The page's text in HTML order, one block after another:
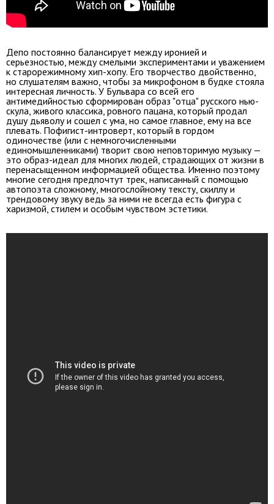
Депо постоянно балансирует между иронией и
серьезностью, между смелыми экспериментами и уважением
к старорежимному хип-хопу. Его творчество двойственно,
но слушателям важно, чтобы за микрофоном в будке стояла
интересная личность. У Бульвара со всей его
антимедийностью сформирован образ "отца" русского нью-
скула, живого классика, ровного пацана, который продал
душу дьяволу и сошел с ума, но самое главное, ему на все
плевать. Пофигист-интроверт, который в гордом
одиночестве (или с немногочисленными
единомышленниками) творит свою неповторимую музыку —
это образ-идеал для многих людей, страдающих от жизни в
перенасыщенном информацией общества. Именно поэтому
многие сегодня предпочтут трек, написанный с помощью
автопоэта сложному, многослойному тексту, скиллу и
трендовому звуку ведь за ними не всегда есть фигура с
харизмой, стилем и особым чувством эстетики.